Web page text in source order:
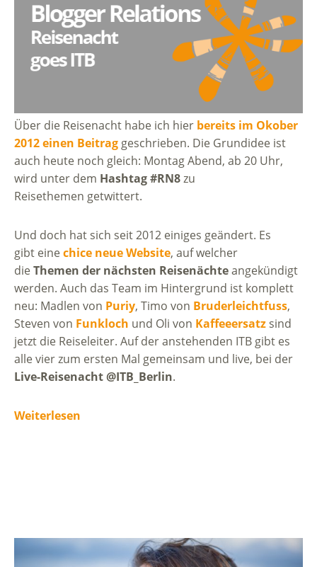
Über die Reisenacht habe ich hier bereits im Okober
2012 einen Beitrag geschrieben. Die Grundidee ist
auch heute noch gleich: Montag Abend, ab 20 Uhr,
wird unter dem Hashtag #RN8zu
Reisethemen getwittert.
Und doch hat sich seit 2012 einiges geändert. Es
gibt einechice neue Website, auf welcher
dieThemen der nächsten Reisenächteangekündigt
werden. Auch das Team im Hintergrund ist komplett
neu: Madlen von Puriy, Timo von Bruderleichtfuss,
Steven von Funkloch und Oli von Kaffeeersatz sind
jetzt die Reiseleiter. Auf der anstehenden ITB gibt es
alle vier zum ersten Mal gemeinsam und live, bei der
Live-Reisenacht @ITB_Berlin.
Weiterlesen